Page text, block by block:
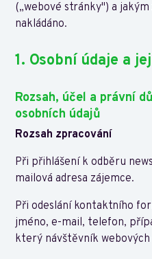
(„webové stránky") a
nakládáno.
1. Osobní údaje a
Rozsah, účel a právní
osobních údajů
Rozsah zpracování
Při přihlášení k odběru
mailová adresa zájemce.
Při odeslání kontaktního
jméno, e-mail, telefon,
který návštěvník